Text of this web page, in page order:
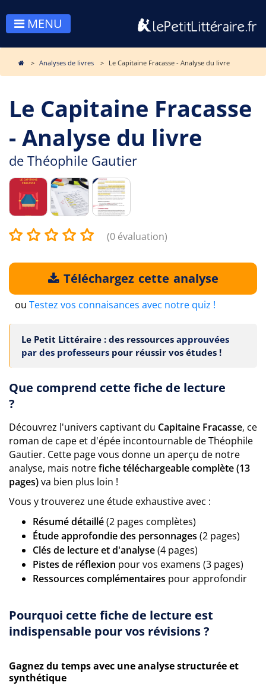
MENU
Analyses de livres Le Capitaine Fracasse - Analyse du livre
Le Capitaine Fracasse
- Analyse du livre
de Théophile Gautier
(0 évaluation)
Téléchargez cette analyse
ou Testez vos connaisances avec notre quiz !
Le Petit Littéraire : des ressources approuvées
par des professeurs pour réussir vos études !
Que comprend cette fiche de lecture
?
Découvrez l'univers captivant du Capitaine Fracasse, ce
roman de cape et d'épée incontournable de Théophile
Gautier. Cette page vous donne un aperçu de notre
analyse, mais notrefiche téléchargeable complète (13
pages)va bien plus loin !
Vous y trouverez une étude exhaustive avec :
Résumé détaillé(2 pages complètes)
Étude approfondie des personnages (2 pages)
Clés de lecture et d'analyse(4 pages)
Pistes de réflexion pour vos examens (3 pages)
Ressources complémentaires pour approfondir
Pourquoi cette fiche de lecture est
indispensable pour vos révisions ?
Gagnez du temps avec une analyse structurée et
synthétique